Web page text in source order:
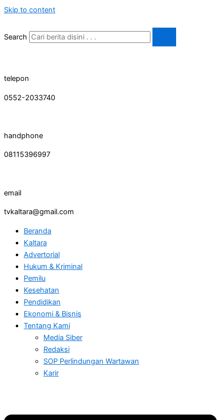
Skip to content
Search
telepon
0552-2033740
handphone
08115396997
email
tvkaltara@gmail.com
Beranda
Kaltara
Advertorial
Hukum & Kriminal
Pemilu
Kesehatan
Pendidikan
Ekonomi & Bisnis
Tentang Kami
Media Siber
Redaksi
SOP Perlindungan Wartawan
Karir